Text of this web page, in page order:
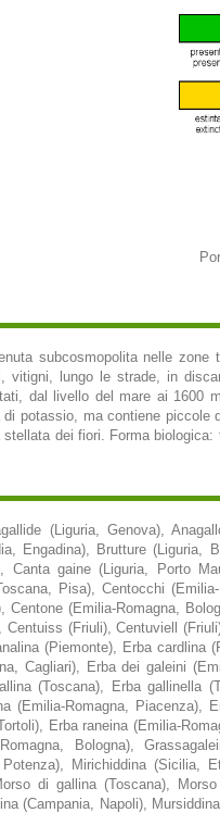
subcosmopolita nelle
vitigni, lungo le strade, in
dal livello del mare ai 1600
potassio, ma contiene
dei fiori. Forma
(Liguria, Genova),
Engadina), Brutture (Liguria,
gaine (Liguria, Porto
Pisa), Centocchi
(Emilia-Romagna,
(Friuli), Centuviell
(Piemonte), Erba cardlina
Cagliari), Erba dei galeini
(Toscana), Erba gallinella
(Emilia-Romagna, Piacenza),
Erba raneina (Emilia-
Bologna),
Mirichiddina (Sicilia,
di gallina (Toscana),
(Campania, Napoli),